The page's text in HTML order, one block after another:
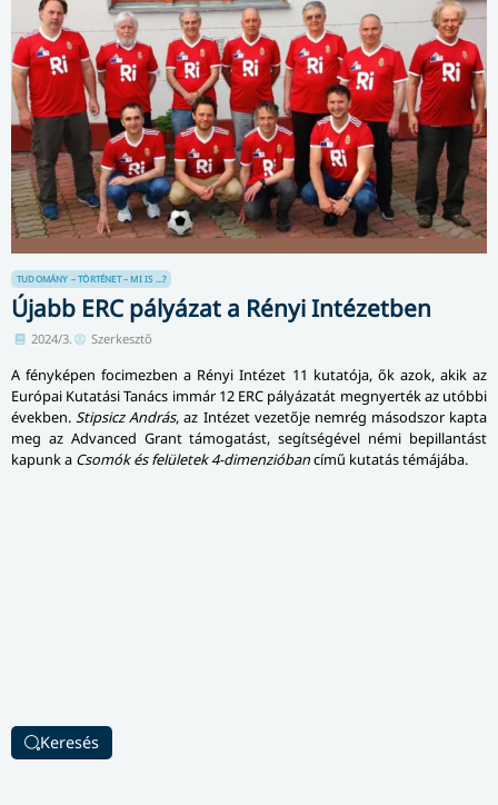
TUDOMÁNY – TÖRTÉNET – MI IS ...?
Újabb ERC pályázat a Rényi Intézetben
2024/3. Szerkesztő
A fényképen focimezben a Rényi Intézet 11 kutatója, ők azok, akik az
Európai Kutatási Tanács immár 12 ERC pályázatát megnyerték az utóbbi
években.Stipsicz András, az Intézet vezetője nemrég másodszor kapta
meg az Advanced Grant támogatást, segítségével némi bepillantást
kapunk a Csomók és felületek 4-dimenzióbancímű kutatás témájába.
Keresés